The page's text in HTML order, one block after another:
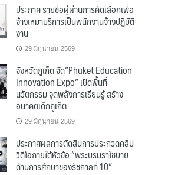
ประกาศ รายชื่อผู้ผ่านการคัดเลือกเพื่อ
จ้างเหมาบริการเป็นพนักงานจ้างปฏิบัติ
งาน
29 มิถุนายน 2569
จังหวัดภูเก็ต จัด“Phuket Education
Innovation Expo” เปิดพื้นที่
นวัตกรรม จุดพลังการเรียนรู้ สร้าง
อนาคตเด็กภูเก็ต
29 มิถุนายน 2569
ประกาศผลการตัดสินการประกวดคลิป
วิดีโอภายใต้หัวข้อ “พระบรมราโชบาย
ด้านการศึกษาของรัชกาลที่ 10”